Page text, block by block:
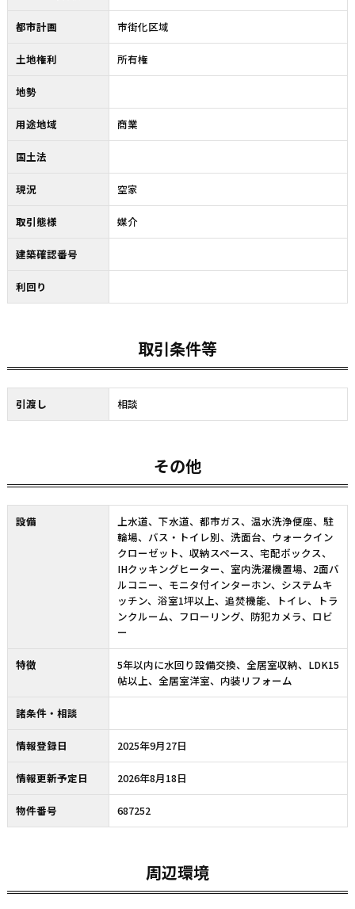
都市計画 市街化区域
土地権利 所有権
地勢
用途地域 商業
国土法
現況 空家
取引態様 媒介
建築確認番号
利回り
取引条件等
引渡し 相談
その他
設備
上水道、下水道、都市ガス、温水洗浄便座、駐
輪場、バス・トイレ別、洗面台、ウォークイン
クローゼット、収納スペース、宅配ボックス、
IHクッキングヒーター、室内洗濯機置場、2面バ
ルコニー、モニタ付インターホン、システムキ
ッチン、浴室1坪以上、追焚機能、トイレ、トラ
ンクルーム、フローリング、防犯カメラ、ロビ
ー
特徴
5年以内に水回り設備交換、全居室収納、LDK15
帖以上、全居室洋室、内装リフォーム
諸条件・相談
情報登録日 2025年9月27日
情報更新予定日 2026年8月18日
物件番号 687252
周辺環境